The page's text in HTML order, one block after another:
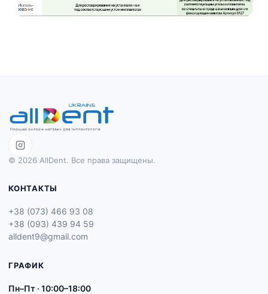
© 2026 AllDent. Все права защищены.
КОНТАКТЫ
+38 (073) 466 93 08
+38 (093) 439 94 59
alldent9@gmail.com
ГРАФИК
Пн–Пт · 10:00–18:00